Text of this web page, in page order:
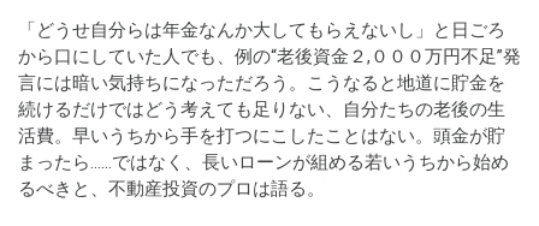
「どうせ自分らは年金なんか大してもらえないし」と日ごろ
から口にしていた人でも、例の“老後資金２,０００万円不足”発
言には暗い気持ちになっただろう。こうなると地道に貯金を
続けるだけではどう考えても足りない、自分たちの老後の生
活費。早いうちから手を打つにこしたことはない。頭金が貯
まったら……ではなく、長いローンが組める若いうちから始め
るべきと、不動産投資のプロは語る。